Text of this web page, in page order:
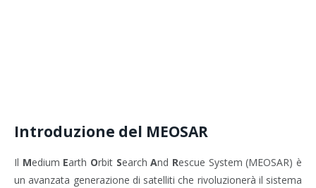
Introduzione del MEOSAR
Il Medium Earth Orbit SearchAnd Rescue System (MEOSAR) è
un avanzata generazione di satelliti che rivoluzionerà il sistema